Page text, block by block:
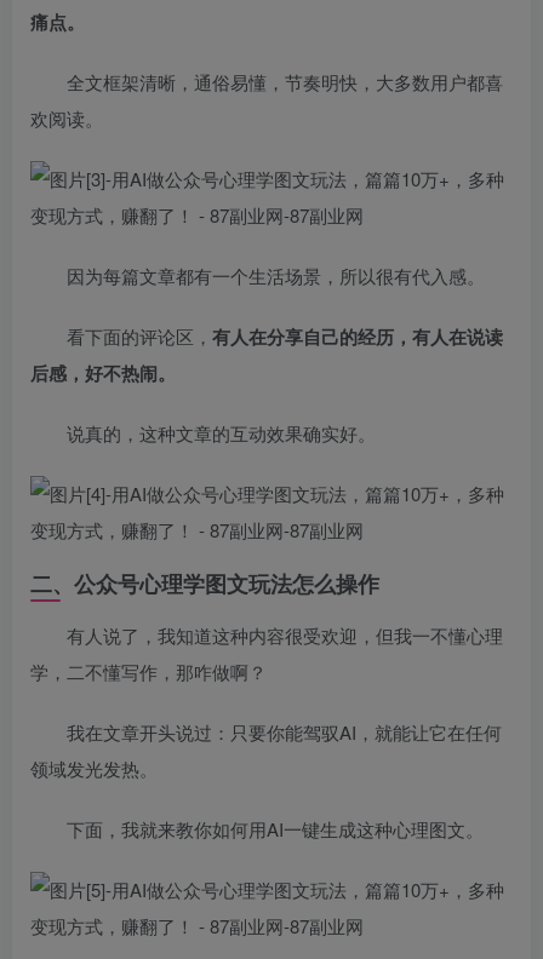
痛点。
全文框架清晰，通俗易懂，节奏明快，大多数用户都喜
欢阅读。
因为每篇文章都有一个生活场景，所以很有代入感。
看下面的评论区， 有人在分享自己的经历，有人在说读
后感，好不热闹。
说真的，这种文章的互动效果确实好。
二、公众号心理学图文玩法怎么操作
有人说了，我知道这种内容很受欢迎，但我一不懂心理
学，二不懂写作，那咋做啊？
我在文章开头说过：只要你能驾驭AI，就能让它在任何
领域发光发热。
下面，我就来教你如何用AI一键生成这种心理图文。